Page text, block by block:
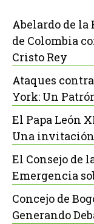
Abelardo de
de Colombia
Cristo Rey
Ataques
York: Un
El Papa León
Una
El Consejo de
Emergencia
Concejo de
Generando